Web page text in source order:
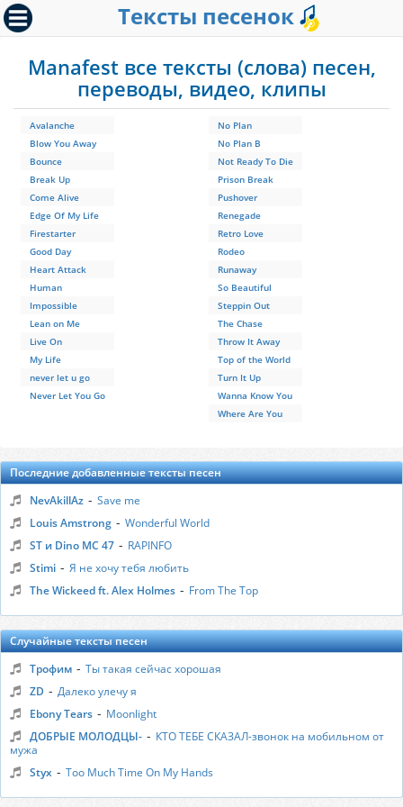
Тексты песенок
Manafest все тексты (слова) песен,
переводы, видео, клипы
Avalanche
Blow You Away
Bounce
Break Up
Come Alive
Edge Of My Life
Firestarter
Good Day
Heart Attack
Human
Impossible
Lean on Me
Live On
My Life
never let u go
Never Let You Go
No Plan
No Plan B
Not Ready To Die
Prison Break
Pushover
Renegade
Retro Love
Rodeo
Runaway
So Beautiful
Steppin Out
The Chase
Throw It Away
Top of the World
Turn It Up
Wanna Know You
Where Are You
Последние добавленные тексты песен
NevAkillAz - Save me
Louis Amstrong - Wonderful World
ST и Dino MC 47 - RAPINFO
Stimi - Я не хочу тебя любить
The Wickeed ft. Alex Holmes - From The Top
Случайные тексты песен
Трофим - Ты такая сейчас хорошая
ZD - Далеко улечу я
Ebony Tears - Moonlight
ДОБРЫЕ МОЛОДЦЫ- - КТО ТЕБЕ СКАЗАЛ-звонок на мобильном от
мужа
Styx - Too Much Time On My Hands